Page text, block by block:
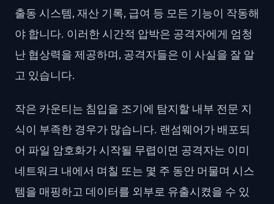
출동 시스템, 재산 기록, 급여 등 모든 기능이 작동해
야 합니다. 이러한 시간적 압박은 공격자에게 엄청
난 협상력을 제공하며, 공격자들은 이 사실을 잘 알
고 있습니다.
작은 카운티는 침입을 조기에 탐지할 내부 전문 지
식이 부족한 경우가 많습니다. 랜섬웨어가 배포되
어 파일 암호화가 시작될 무렵이면 공격자는 이미
네트워크 내에서 며칠 또는 몇 주 동안 머물며 시스
템을 매핑하고 데이터를 외부로 유출시켰을 수 있